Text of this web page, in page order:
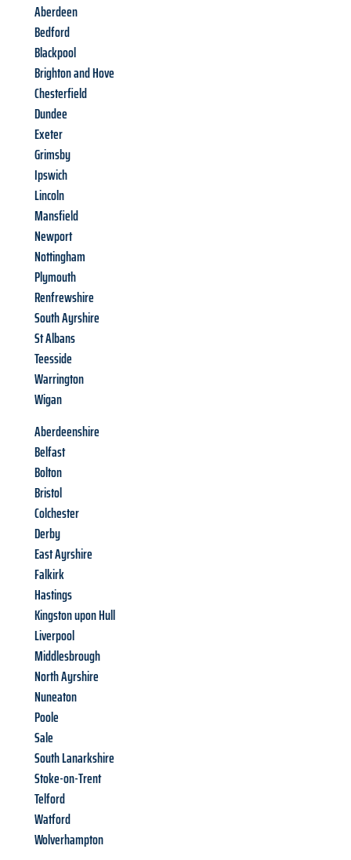
Aberdeen
Bedford
Blackpool
Brighton and Hove
Chesterfield
Dundee
Exeter
Grimsby
Ipswich
Lincoln
Mansfield
Newport
Nottingham
Plymouth
Renfrewshire
South Ayrshire
St Albans
Teesside
Warrington
Wigan
Aberdeenshire
Belfast
Bolton
Bristol
Colchester
Derby
East Ayrshire
Falkirk
Hastings
Kingston upon Hull
Liverpool
Middlesbrough
North Ayrshire
Nuneaton
Poole
Sale
South Lanarkshire
Stoke-on-Trent
Telford
Watford
Wolverhampton